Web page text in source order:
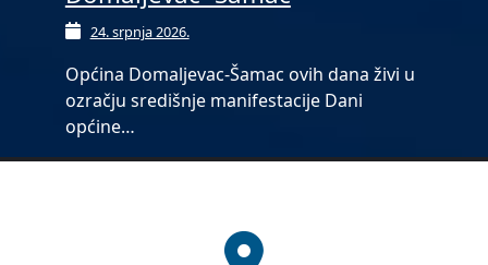
24. srpnja 2026.
Općina Domaljevac-Šamac ovih dana živi u
ozračju središnje manifestacije Dani
općine…